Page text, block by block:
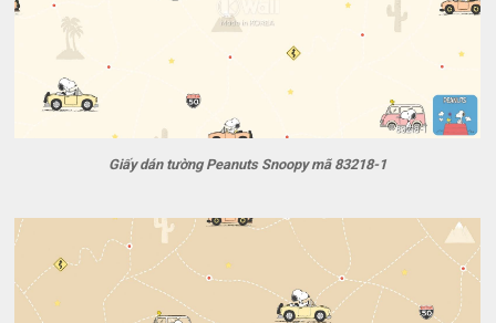
Giấy dán tường Peanuts Snoopy mã 83218-1